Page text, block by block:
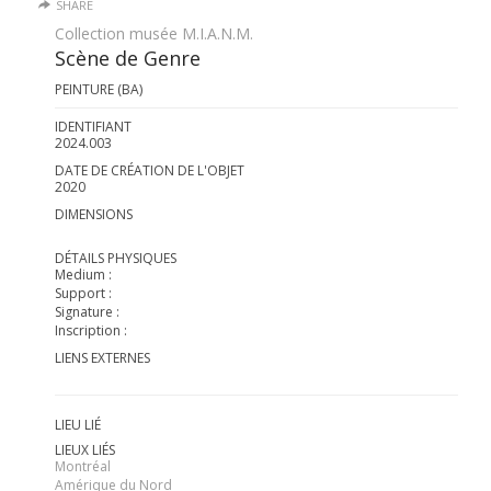
SHARE
Collection musée M.I.A.N.M.
Scène de Genre
PEINTURE (BA)
IDENTIFIANT
2024.003
DATE DE CRÉATION DE L'OBJET
2020
DIMENSIONS
DÉTAILS PHYSIQUES
Medium :
Support :
Signature :
Inscription :
LIENS EXTERNES
LIEU LIÉ
LIEUX LIÉS
Montréal
Amérique du Nord